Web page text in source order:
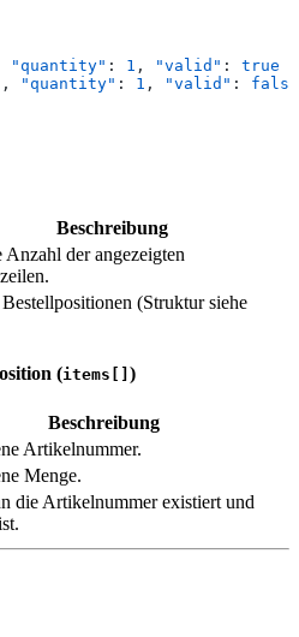
"quantity" : 1 , "valid" : true
, "quantity" : 1 , "valid" : false
Beschreibung
der angezeigten
(Struktur siehe
(items[] )
Beschreibung
Artikelnummer.
Menge.
die Artikelnummer existiert und